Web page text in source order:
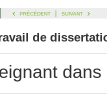
PRÉCÉDENT | SUIVANT
de